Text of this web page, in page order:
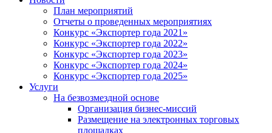
План мероприятий
Отчеты о проведенных мероприятиях
Конкурс «Экспортер года 2021»
Конкурс «Экспортер года 2022»
Конкурс «Экспортер года 2023»
Конкурс «Экспортер года 2024»
Конкурс «Экспортер года 2025»
Услуги
На безвозмездной основе
Организация бизнес-миссий
Размещение на электронных торговых
площадках